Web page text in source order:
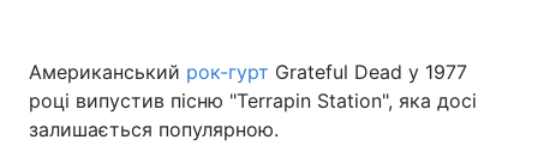
Американський рок-гурт Grateful Dead у 1977
році випустив пісню "Terrapin Station", яка досі
залишається популярною.